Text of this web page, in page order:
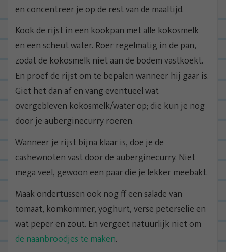
en concentreer je op de rest van de maaltijd.
Kook de rijst in een kookpan met alle kokosmelk
en een scheut water. Roer regelmatig in de pan,
zodat de kokosmelk niet aan de bodem vastkoekt.
En proef de rijst om te bepalen wanneer hij gaar is.
Giet het dan af en vang eventueel wat
overgebleven kokosmelk/water op; die kun je nog
door je auberginecurry roeren.
Wanneer je rijst bijna klaar is, doe je de
cashewnoten vast door de auberginecurry. Niet
mega veel, gewoon een paar die je lekker meebakt.
Maak ondertussen ook nog ff een salade van
tomaat, komkommer, yoghurt, verse peterselie en
wat peper en zout. En vergeet natuurlijk niet om
de naanbroodjes te maken.